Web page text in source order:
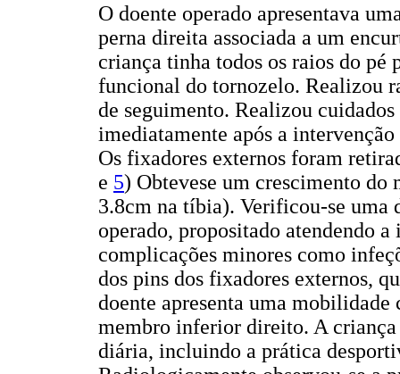
O doente operado apresentava
perna direita associada a um
criança tinha todos os raios do pé
funcional do tornozelo. Realizou
de seguimento. Realizou
imediatamente após a
Os fixadores externos foram
e 5) Obtevese um crescimento
3.8cm na tíbia). Verificou-se
operado, propositado atendendo
complicações minores como
dos pins dos fixadores externos,
doente apresenta uma
membro inferior direito. A criança
diária, incluindo a prática